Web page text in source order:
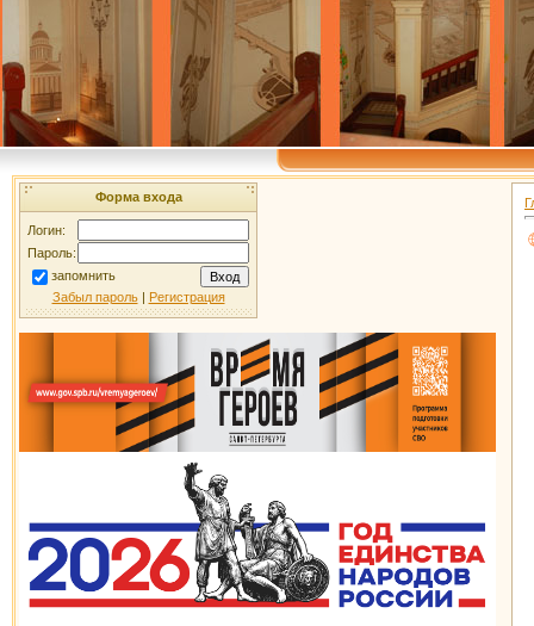
Форма входа
Логин:
Пароль:
запомнить
Забыл пароль| Регистрация